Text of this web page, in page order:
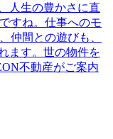
人生の豊かさに直
すね。仕事へのモ
仲間との遊びも、
ます。世の物件を
不動産がご案内